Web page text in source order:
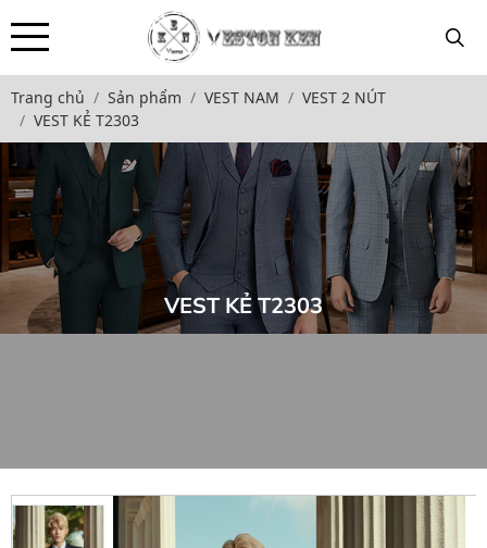
Trang chủ Sản phẩm VEST NAM
VEST 2 NÚT
VEST KẺ T2303
VEST KẺ T2303